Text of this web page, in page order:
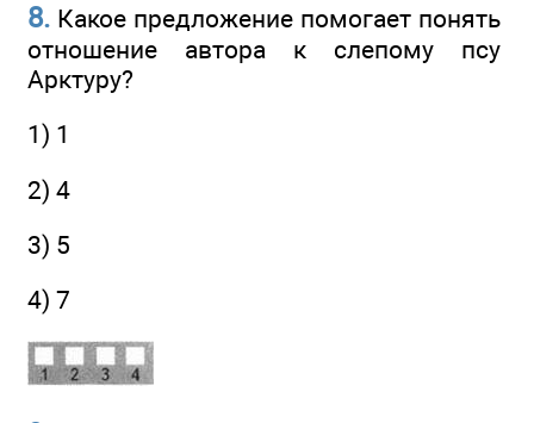
8. Какое предложение помогает понять
отношение автора к слепому псу
Арктуру?
1) 1
2) 4
3) 5
4) 7